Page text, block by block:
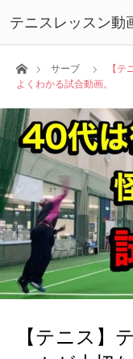
テニスレッスン
ホームサーブ
【
よくわかる試合動画。
【テニス】